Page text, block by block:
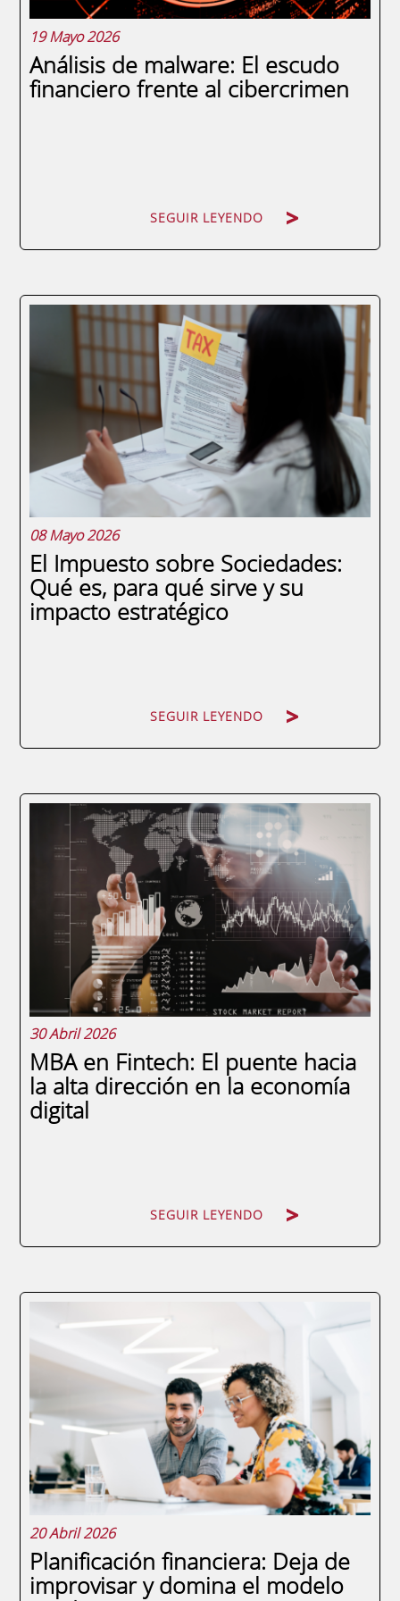
19 Mayo 2026
Análisis de malware: El escudo
financiero frente al cibercrimen
SEGUIR LEYENDO
En el panorama empresarial, ignorar la
ciberseguridad ha dejado de ser una
brecha técnica para convertirse en un
riesgo financiero letal. La paralización de la
operativa por un secuestro de datos
(Ransomware) o la exposición de
propiedad intelectual...
08 Mayo 2026
El Impuesto sobre Sociedades:
Qué es, para qué sirve y su
impacto estratégico
SEGUIR LEYENDO
En el ecosistema corporativo, la
rentabilidad de una empresa no se mide
únicamente por su capacidad de generar
ingresos, sino por su eficiencia a la hora de
proteger esos márgenes. Es aquí donde
entra en juego el Impuesto sobre
Sociedades, la...
30 Abril 2026
MBA en Fintech: El puente hacia
la alta dirección en la economía
digital
SEGUIR LEYENDO
Las finanzas tradicionales han cambiado
para siempre. La banca comercial y las
corporaciones compiten directamente con
startups ágiles, ecosistemas de pagos
descentralizados y plataformas
tecnológicas. En este escenario, dominar
únicamente la...
20 Abril 2026
Planificación financiera: Deja de
improvisar y domina el modelo